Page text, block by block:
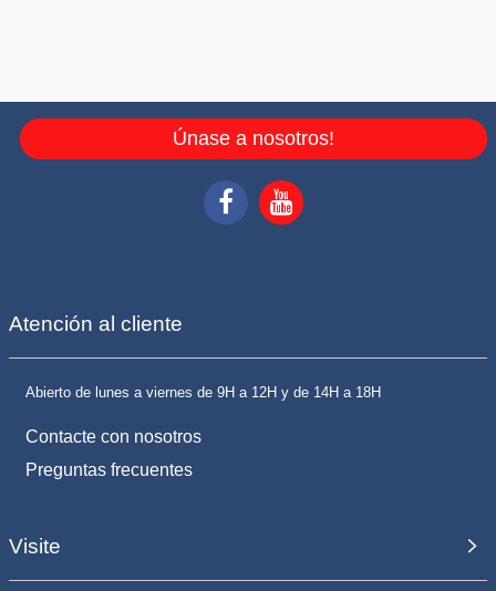
Únase a nosotros!
Atención al cliente
Abierto de lunes a viernes de 9H a 12H y de 14H a 18H
Contacte con nosotros
Preguntas frecuentes
Visite